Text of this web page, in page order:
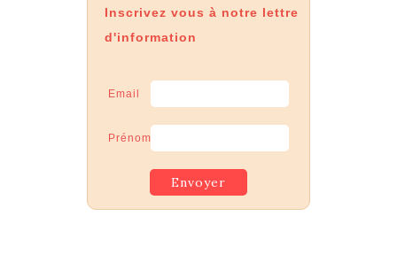
Inscrivez vous à notre lettre
d'information
Email
Prénom